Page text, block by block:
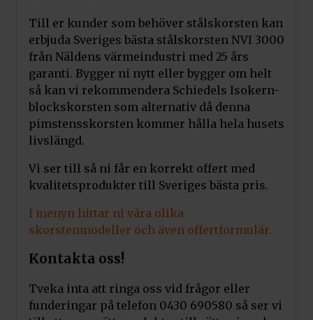
Till er kunder som behöver stålskorsten kan
erbjuda Sveriges bästa stålskorsten NVI 3000
från Näldens värmeindustri med 25 års
garanti. Bygger ni nytt eller bygger om helt
så kan vi rekommendera Schiedels Isokern-
blockskorsten som alternativ då denna
pimstensskorsten kommer hålla hela husets
livslängd.
Vi ser till så ni får en korrekt offert med
kvalitetsprodukter till Sveriges bästa pris.
I menyn hittar ni våra olika
skorstenmodeller och även offertformulär.
Kontakta oss!
Tveka inta att ringa oss vid frågor eller
funderingar på telefon 0430 690580 så ser vi